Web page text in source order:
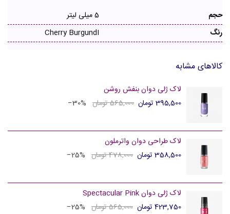
حجم
5 میلی لیتر
رنگ
Cherry BurgundI
کالاهای مشابه
لاک ژلی دوان بنفش روشن
395,500 تومان
565,000 تومان ‎−30%
لاک طراحی دوان واترملون
358,500 تومان
478,000 تومان ‎−25%
لاک ژلی دوان Spectacular Pink
423,750 تومان
565,000 تومان ‎−25%